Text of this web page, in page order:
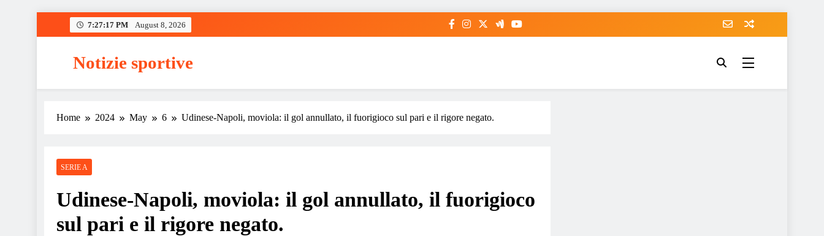
7:27:18 PM August 8, 2026
Notizie sportive
Home 2024 May 6 Udinese-Napoli, moviola: il gol annullato, il fuorigioco sul pari e il rigore negato.
SERIE A
Udinese-Napoli, moviola: il gol annullato, il fuorigioco
sul pari e il rigore negato.